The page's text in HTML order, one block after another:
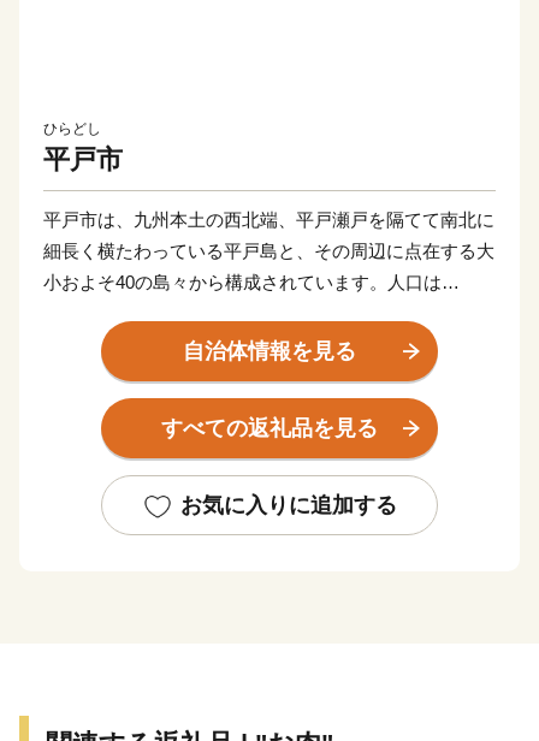
ひらどし
平戸市
平戸市は、九州本土の西北端、平戸瀬戸を隔てて南北に
細長く横たわっている平戸島と、その周辺に点在する大
小およそ40の島々から構成されています。人口は
も似ており、北は玄界灘、西は東シナ海を望んでいま
自治体情報を見る
すべての返礼品を見る
お気に入りに追加する